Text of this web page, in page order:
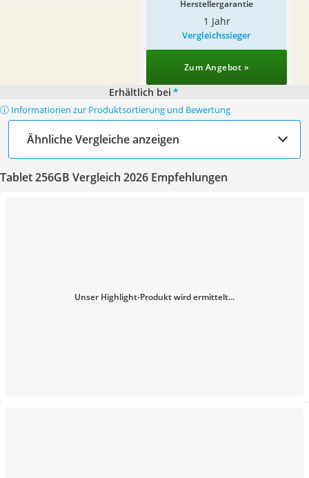
Herstellergarantie
1 Jahr
Vergleichssieger
Zum Angebot »
Erhältlich bei *
ⓘ Informationen zur Produktsortierung und Bewertung
Ähnliche Vergleiche anzeigen
Tablet 256GB Vergleich 2026 Empfehlungen
Unser Highlight-Produkt wird ermittelt...